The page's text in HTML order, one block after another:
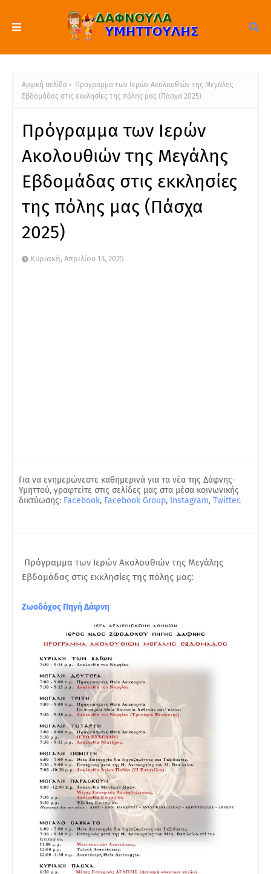
Αρχική σελίδα
Πρόγραμμα των Ιερών Ακολουθιών της Μεγάλης
Εβδομάδας στις εκκλησίες της πόλης μας (Πάσχα 2025)
Πρόγραμμα των Ιερών
Ακολουθιών της Μεγάλης
Εβδομάδας στις εκκλησίες
της πόλης μας (Πάσχα
2025)
Κυριακή, Απριλίου 13, 2025
Για να ενημερώνεστε καθημερινά για τα νέα της Δάφνης-
Υμηττού, γραφτείτε στις σελίδες μας στα μέσα κοινωνικής
δικτύωσης: Facebook, Facebook Group, Instagram, Twitter.
Πρόγραμμα των Ιερών Ακολουθιών της Μεγάλης
Εβδομάδας στις εκκλησίες της πόλης μας:
Ζωοδόχος Πηγή Δάφνη